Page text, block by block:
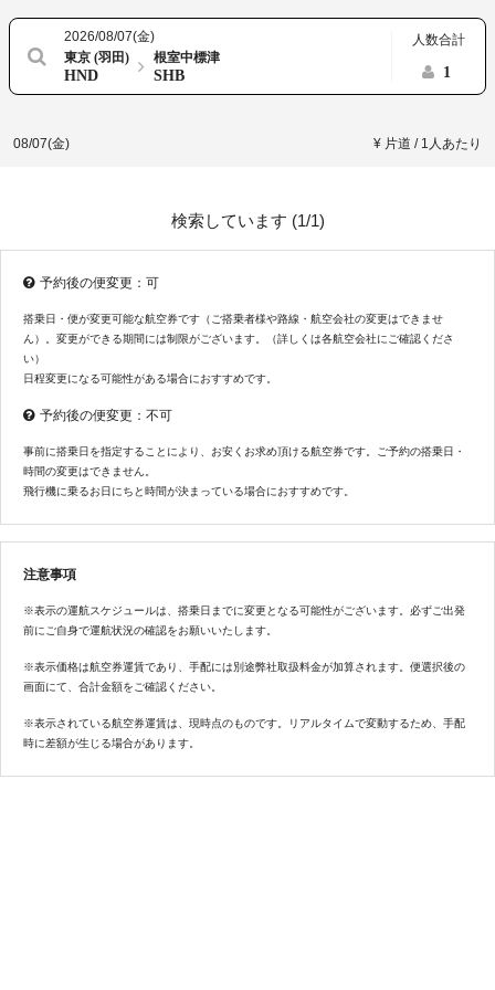
2026/08/07(金)
東京 (羽田)
HND
根室中標津
SHB
人数合計
1
08/07(金) ¥ 片道 / 1人あたり
検索しています (1/1)
予約後の便変更：可
搭乗日・便が変更可能な航空券です（ご搭乗者様や路線・航空会社の変更はできませ
ん）。変更ができる期間には制限がございます。（詳しくは各航空会社にご確認くださ
い）
日程変更になる可能性がある場合におすすめです。
予約後の便変更：不可
事前に搭乗日を指定することにより、お安くお求め頂ける航空券です。ご予約の搭乗日・
時間の変更はできません。
飛行機に乗るお日にちと時間が決まっている場合におすすめです。
注意事項
※表示の運航スケジュールは、搭乗日までに変更となる可能性がございます。必ずご出発
前にご自身で運航状況の確認をお願いいたします。
※表示価格は航空券運賃であり、手配には別途弊社取扱料金が加算されます。便選択後の
画面にて、合計金額をご確認ください。
※表示されている航空券運賃は、現時点のものです。リアルタイムで変動するため、手配
時に差額が生じる場合があります。